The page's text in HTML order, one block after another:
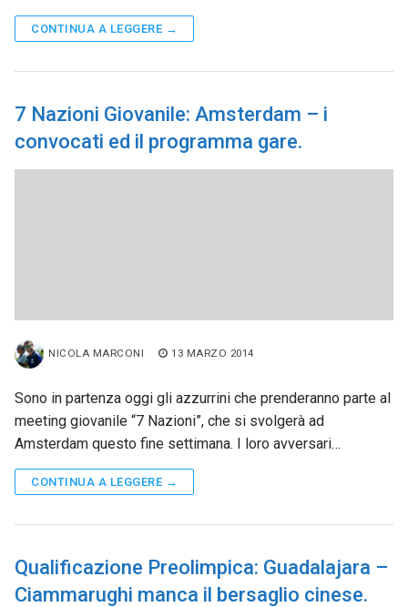
CONTINUA A LEGGERE →
7 Nazioni Giovanile: Amsterdam – i
convocati ed il programma gare.
NICOLA MARCONI 13 MARZO 2014
Sono in partenza oggi gli azzurrini che prenderanno parte al
meeting giovanile “7 Nazioni”, che si svolgerà ad
Amsterdam questo fine settimana. I loro avversari…
CONTINUA A LEGGERE →
Qualificazione Preolimpica: Guadalajara –
Ciammarughi manca il bersaglio cinese.